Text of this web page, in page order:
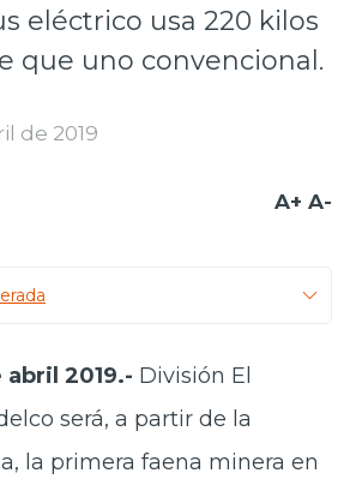
as
eléctrico usa 220 kilos
que uno convencional.
de 2019
A+ A-
abril 2019.- División El
será, a partir de la
la primera faena minera en